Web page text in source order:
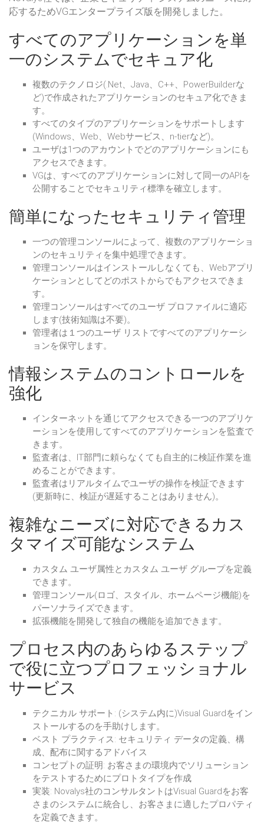
応するためVGエンタープライズ版を開発しました。
すべてのアプリケーションを単
一のシステムでセキュア化
複数のテクノロジ(.Net、Java、C++、PowerBuilderな
ど)で作成されたアプリケーションのセキュア化できま
す。
すべてのタイプのアプリケーションをサポートします
(Windows、Web、Webサービス、n-tierなど)。
ユーザは1つのアカウントでどのアプリケーションにも
アクセスできます。
VGは、すべてのアプリケーションに対して同一のAPIを
公開することでセキュリティ標準を確立します。
簡単になったセキュリティ管理
一つの管理コンソールによって、複数のアプリケーショ
ンのセキュリティを集中処理できます。
管理コンソールはインストールしなくても、Webアプリ
ケーションとしてどのポストからでもアクセスできま
す。
管理コンソールはすべてのユーザ プロファイルに適応
します(技術知識は不要)。
管理者は１つのユーザ リストですべてのアプリケーシ
ョンを保守します。
情報システムのコントロールを
強化
インターネットを通じてアクセスできる一つのアプリケ
ーションを使用してすべてのアプリケーションを監査で
きます。
監査者は、IT部門に頼らなくても自主的に検証作業を進
めることができます。
監査者はリアルタイムでユーザの操作を検証できます
(更新時に、検証が遅延することはありません)。
複雑なニーズに対応できるカス
タマイズ可能なシステム
カスタム ユーザ属性とカスタム ユーザ グループを定義
できます。
管理コンソール(ロゴ、スタイル、ホームページ機能)を
パーソナライズできます。
拡張機能を開発して独自の機能を追加できます。
プロセス内のあらゆるステップ
で役に立つプロフェッショナル
サービス
テクニカル サポート: (システム内に)Visual Guardをイン
ストールするのを手助けします。
ベスト プラクティス: セキュリティ データの定義、構
成、配布に関するアドバイス
コンセプトの証明: お客さまの環境内でソリューション
をテストするためにプロトタイプを作成
実装: Novalys社のコンサルタントはVisual Guardをお客
さまのシステムに統合し、お客さまに適したプロパティ
を定義できます。